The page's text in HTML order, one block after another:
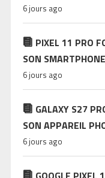
6 jours ago
PIXEL 11 PRO
SON
6 jours ago
GALAXY S27
SON APPAREIL
6 jours ago